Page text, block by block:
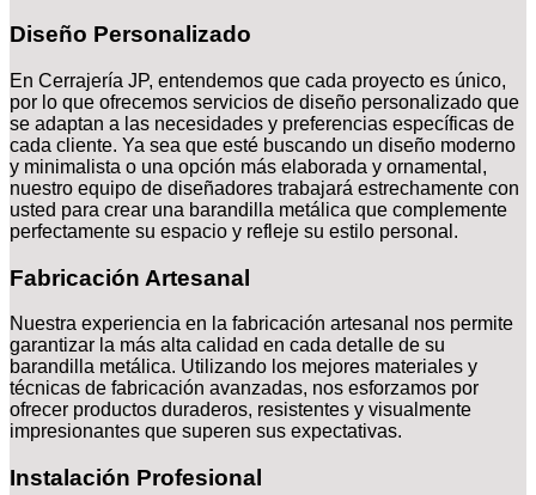
Diseño Personalizado
En Cerrajería JP, entendemos que cada proyecto es único,
por lo que ofrecemos servicios de diseño personalizado que
se adaptan a las necesidades y preferencias específicas de
cada cliente. Ya sea que esté buscando un diseño moderno
y minimalista o una opción más elaborada y ornamental,
nuestro equipo de diseñadores trabajará estrechamente con
usted para crear una barandilla metálica que complemente
perfectamente su espacio y refleje su estilo personal.
Fabricación Artesanal
Nuestra experiencia en la fabricación artesanal nos permite
garantizar la más alta calidad en cada detalle de su
barandilla metálica. Utilizando los mejores materiales y
técnicas de fabricación avanzadas, nos esforzamos por
ofrecer productos duraderos, resistentes y visualmente
impresionantes que superen sus expectativas.
Instalación Profesional